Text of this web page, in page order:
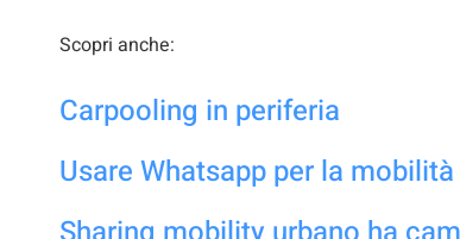
Scopri anche:
Carpooling in periferia
Usare Whatsapp per la